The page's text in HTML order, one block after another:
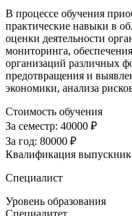
В процессе обучения
практические навыки в
оценки деятельности
мониторинга,
организаций различных
предотвращения и
экономики, анализа
Стоимость обучения
За семестр: 40000 ₽
За год: 80000 ₽
Квалификация
Специалист
Уровень образования